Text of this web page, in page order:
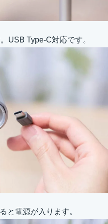
USB Type-C対応です。
と電源が入ります。